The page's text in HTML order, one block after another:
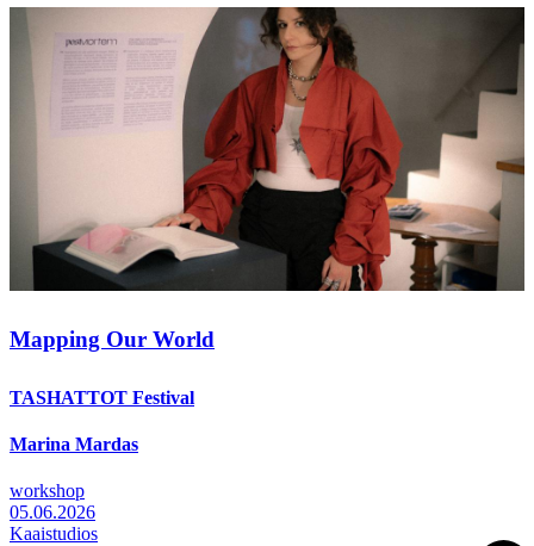
Mapping Our World
TASHATTOT Festival
Marina Mardas
workshop
05.06.2026
Kaaistudios